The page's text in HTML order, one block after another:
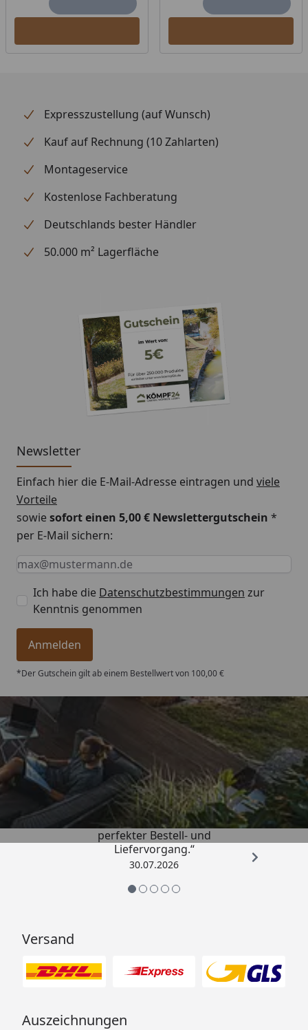
Expresszustellung (auf Wunsch)
Kauf auf Rechnung (10 Zahlarten)
Montageservice
Kostenlose Fachberatung
Deutschlands bester Händler
50.000 m² Lagerfläche
Newsletter
Einfach hier die E-Mail-Adresse eintragen und viele
Vorteile
sowiesofort einen 5,00 € Newslettergutschein *
per E-Mail sichern:
Keine Eingabe erforderlich
Eingabe erforderlich
E-Mail *
Ich habe die Datenschutzbestimmungen zur
Kenntnis genommen
Anmelden
*Der Gutschein gilt ab einem Bestellwert von 100,00 €
Trusted Shops
4,76/ 5
„Qualitativ sehr gute Ware und ein
perfekter Bestell- und
Liefervorgang.“
30.07.2026
Versand
Auszeichnungen